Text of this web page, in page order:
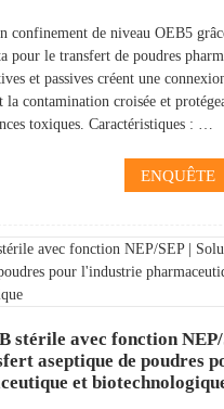
confinement de niveau OEB5
pour le transfert de poudres
et passives créent une
la contamination croisée et
toxiques. Caractéristiques : …
ENQUÊTE
stérile avec fonction
aseptique de poudres
et